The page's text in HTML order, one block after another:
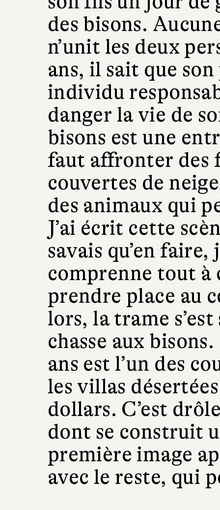
des bisons.
n’unit les deux
ans, il sait que son
individu
danger la vie de
bisons est une
faut affronter des
couvertes de
des animaux qui
J’ai écrit cette
savais qu’en faire,
comprenne tout à
prendre place au
lors, la trame
chasse aux
ans est l’un des
les villas
dollars. C’est
dont se construit
première image
avec le reste, qui